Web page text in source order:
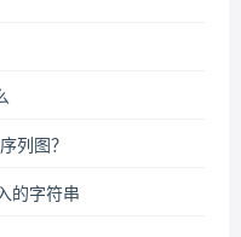
列图？
的字符串